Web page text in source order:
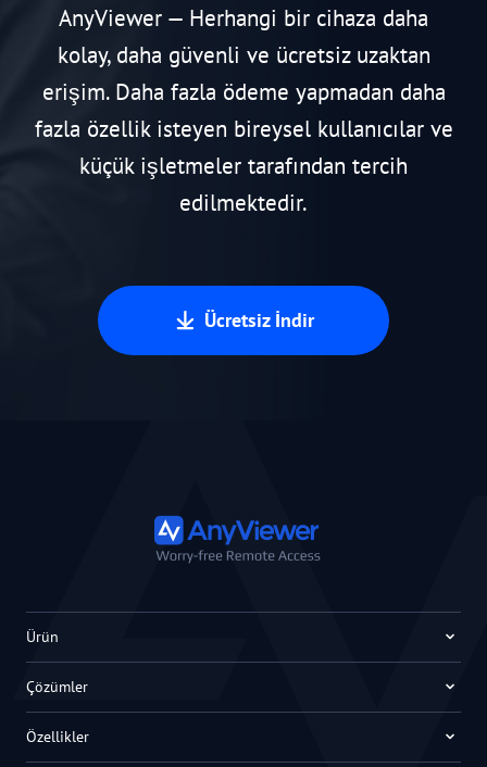
AnyViewer — Herhangi bir cihaza daha
kolay, daha güvenli ve ücretsiz uzaktan
erişim. Daha fazla ödeme yapmadan daha
fazla özellik isteyen bireysel kullanıcılar ve
küçük işletmeler tarafından tercih
edilmektedir.
Ücretsiz İndir
Ürün
Çözümler
Özellikler